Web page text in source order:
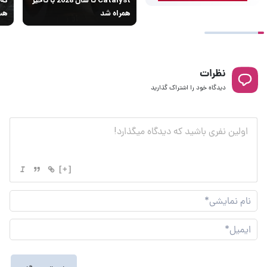
همراه شد
نظرات
دیدگاه خود را اشتراک گذارید
[+]
نام